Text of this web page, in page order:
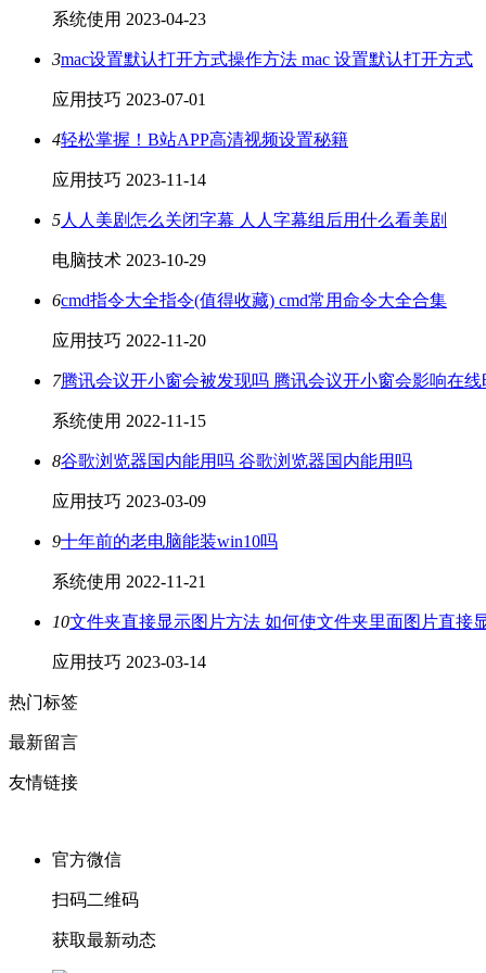
系统使用 2023-04-23
3mac设置默认打开方式操作方法 mac 设置默认打开方式
应用技巧 2023-07-01
4轻松掌握！B站APP高清视频设置秘籍
应用技巧 2023-11-14
5人人美剧怎么关闭字幕 人人字幕组后用什么看美剧
电脑技术 2023-10-29
6cmd指令大全指令(值得收藏) cmd常用命令大全合集
应用技巧 2022-11-20
7腾讯会议开小窗会被发现吗 腾讯会议开小窗会影响在线
系统使用 2022-11-15
8谷歌浏览器国内能用吗 谷歌浏览器国内能用吗
应用技巧 2023-03-09
9十年前的老电脑能装win10吗
系统使用 2022-11-21
10文件夹直接显示图片方法 如何使文件夹里面图片直接
应用技巧 2023-03-14
热门标签
最新留言
友情链接
官方微信
扫码二维码
获取最新动态